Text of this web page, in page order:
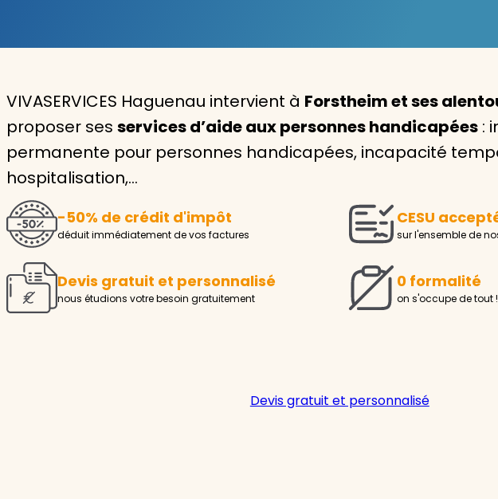
Aide à la personne
Seniors
Handicaps
Voir tous les services
Avec
service
Pour
ou
domicile sont là
VIVASERVICES Haguenau intervient à Forstheim et ses
proposer ses services d’aide aux personnes handicapées :
permanente pour personnes handicapées, incapacité
hospitalisation,…
-50% de crédit d'impôt
déduit immédiatement de vos factures
CESU
sur l'ensemble de
Devis gratuit et personnalisé
nous étudions votre besoin gratuitement
0 formalité
on s'occupe de tout !
Devis gratuit et personnalisé